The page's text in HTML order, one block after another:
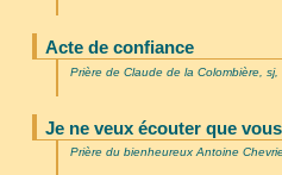
Acte de confiance
Prière de Claude de la Colombière, sj,
Je ne veux écouter que vous
Prière du bienheureux Antoine